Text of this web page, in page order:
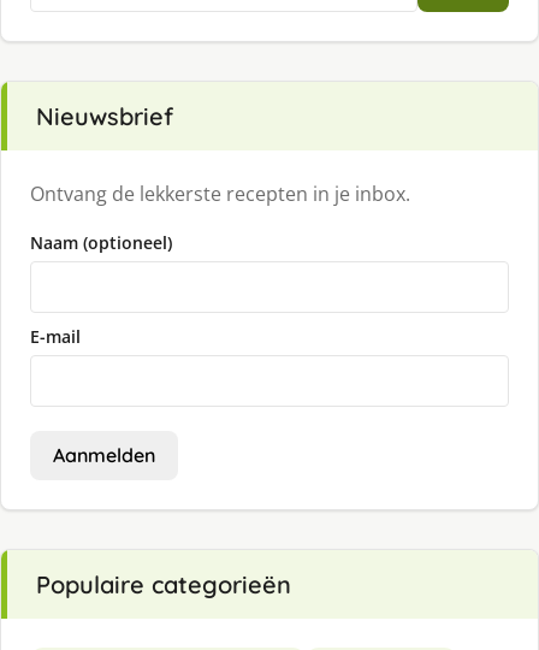
Nieuwsbrief
Ontvang de lekkerste recepten in je inbox.
Naam (optioneel)
E-mail
Aanmelden
Populaire categorieën